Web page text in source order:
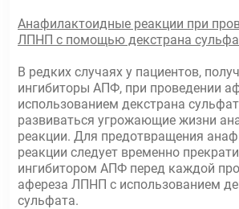
Анафилактоидные реакции при
ЛПНП с помощью декстрана
В редких случаях у пациентов,
ингибиторы АПФ, при проведении
использованием декстрана
развиваться угрожающие жизни
реакции. Для предотвращения
реакции следует временно
ингибитором АПФ перед каждой
афереза ЛПНП с использованием
сульфата.